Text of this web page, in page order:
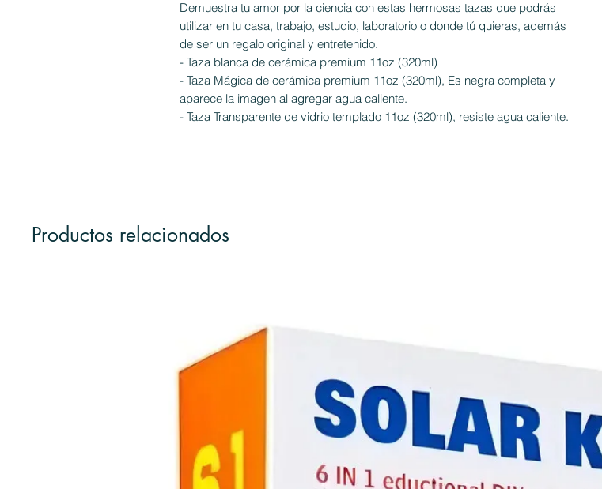
Productos relacionados
Demuestra tu amor por la ciencia con estas hermosas tazas que podrás
utilizar en tu casa, trabajo, estudio, laboratorio o donde tú quieras, además
de ser un regalo original y entretenido.
- Taza blanca de cerámica premium 11oz (320ml)
- Taza Mágica de cerámica premium 11oz (320ml), Es negra completa y
aparece la imagen al agregar agua caliente.
- Taza Transparente de vidrio templado 11oz (320ml), resiste agua caliente.